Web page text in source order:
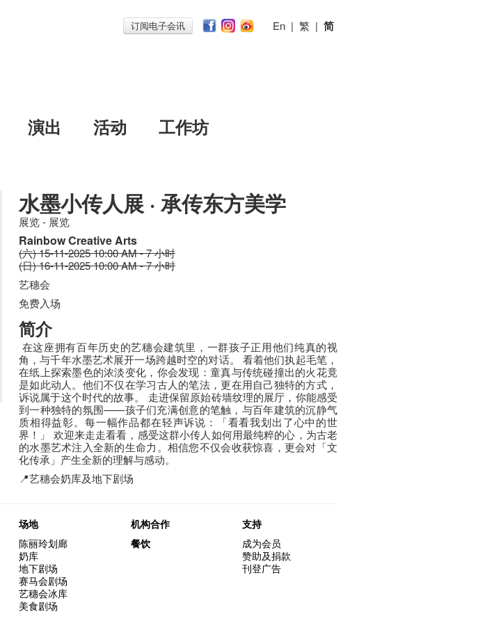
订阅电子会讯 En | 繁 | 简
演出 活动
工作坊
水墨小传人展 · 承传东方美学
展览 - 展览
Rainbow Creative Arts
(六) 15-11-2025 10:00 AM - 7 小时
(日) 16-11-2025 10:00 AM - 7 小时
艺穗会
免费入场
简介
在这座拥有百年历史的艺穗会建筑里，一群孩子正用他们纯真的视
角，与千年水墨艺术展开一场跨越时空的对话。 看着他们执起毛笔，
在纸上探索墨色的浓淡变化，你会发现：童真与传统碰撞出的火花竟
是如此动人。他们不仅在学习古人的笔法，更在用自己独特的方式，
诉说属于这个时代的故事。 走进保留原始砖墙纹理的展厅，你能感受
到一种独特的氛围——孩子们充满创意的笔触，与百年建筑的沉静气
质相得益彰。每一幅作品都在轻声诉说：「看看我划出了心中的世
界！」 欢迎来走走看看，感受这群小传人如何用最纯粹的心，为古老
的水墨艺术注入全新的生命力。相信您不仅会收获惊喜，更会对「文
化传承」产生全新的理解与感动。
📍艺穗会奶库及地下剧场
场地
陈丽玲划廊
奶库
地下剧场
赛马会剧场
艺穗会冰库
美食剧场
机构合作
餐饮
支持
成为会员
赞助及捐款
刊登广告